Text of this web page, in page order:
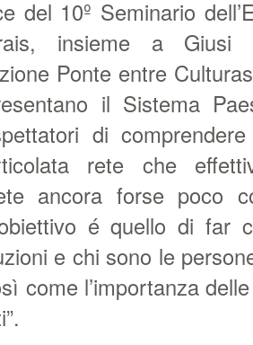
del 10º Seminario
insieme a Giusi
Ponte entre
il Sistema
di
rete che
ancora forse poco
é quello di far
e chi sono le
come l’importanza